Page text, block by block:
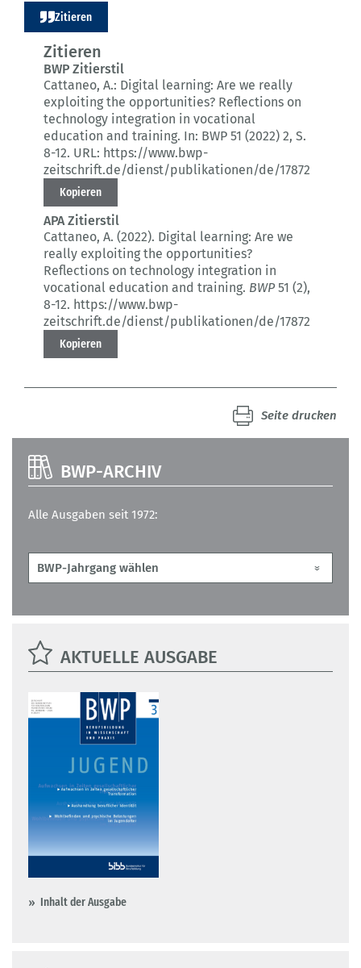
Zitieren
Zitieren
BWP Zitierstil
Cattaneo, A.: Digital learning: Are we really
exploiting the opportunities? Reflections on
technology integration in vocational
education and training. In: BWP 51 (2022) 2, S.
8-12. URL: https://www.bwp-
zeitschrift.de/dienst/publikationen/de/17872
Kopieren
APA Zitierstil
Cattaneo, A. (2022). Digital learning: Are we
really exploiting the opportunities?
Reflections on technology integration in
vocational education and training. BWP51 (2),
8-12. https://www.bwp-
zeitschrift.de/dienst/publikationen/de/17872
Kopieren
Seite drucken
BWP-ARCHIV
Alle Ausgaben seit 1972:
AKTUELLE AUSGABE
Inhalt der Ausgabe